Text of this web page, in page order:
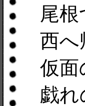
尾
西へ
仮面
戯